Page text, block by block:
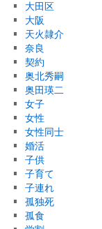
大田区
大阪
天火隷介
奈良
契約
奥北秀嗣
奥田瑛二
女子
女性
女性同士
婚活
子供
子育て
子連れ
孤独死
孤食